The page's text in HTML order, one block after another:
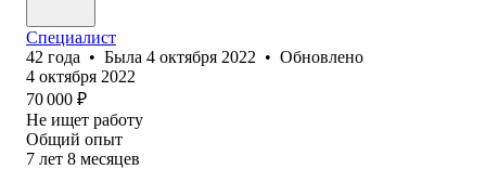
Специалист
42 года • Была 4 октября 2022 • Обновлено
4 октября 2022
70 000 ₽
Не ищет работу
Общий опыт
7 лет 8 месяцев